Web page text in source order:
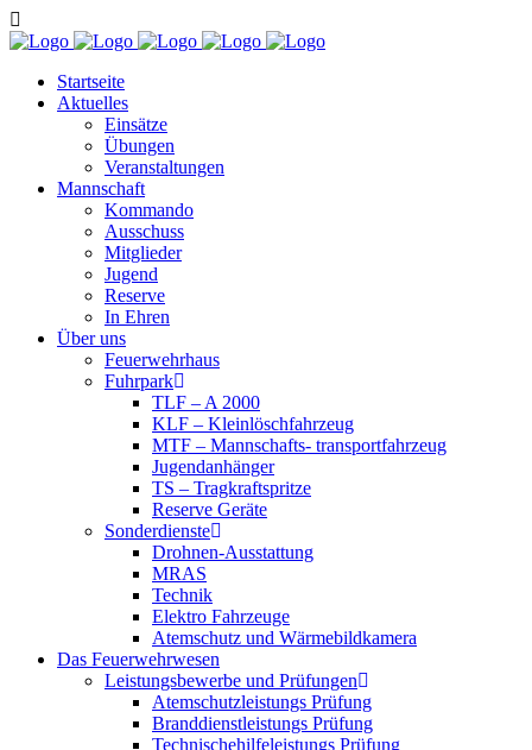
Startseite
Aktuelles
Einsätze
Übungen
Veranstaltungen
Mannschaft
Kommando
Ausschuss
Mitglieder
Jugend
Reserve
In Ehren
Über uns
Feuerwehrhaus
Fuhrpark
TLF – A 2000
KLF – Kleinlöschfahrzeug
MTF – Mannschafts- transportfahrzeug
Jugendanhänger
TS – Tragkraftspritze
Reserve Geräte
Sonderdienste
Drohnen-Ausstattung
MRAS
Technik
Elektro Fahrzeuge
Atemschutz und Wärmebildkamera
Das Feuerwehrwesen
Leistungsbewerbe und Prüfungen
Atemschutzleistungs Prüfung
Branddienstleistungs Prüfung
Technischehilfeleistungs Prüfung